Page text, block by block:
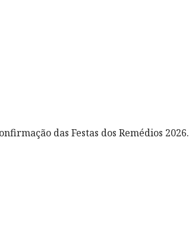
das Festas dos Remédios 2026.